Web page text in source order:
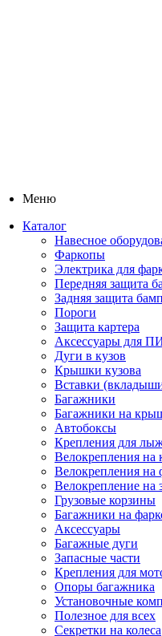
Меню
Каталог
Навесное
Фаркопы
Электрика для
Передняя защита
Задняя защита
Пороги
Защита картера
Аксессуары для
Дуги в кузов
Крышки кузова
Вставки
Багажники
Багажники на
Автобоксы
Крепления для
Велокрепления
Велокрепления на
Велокрепление на
Грузовые корзины
Багажники на
Аксессуары
Багажные дуги
Запасные части
Крепления для
Опоры багажника
Установочные
Полезное для всех
Секретки на колеса